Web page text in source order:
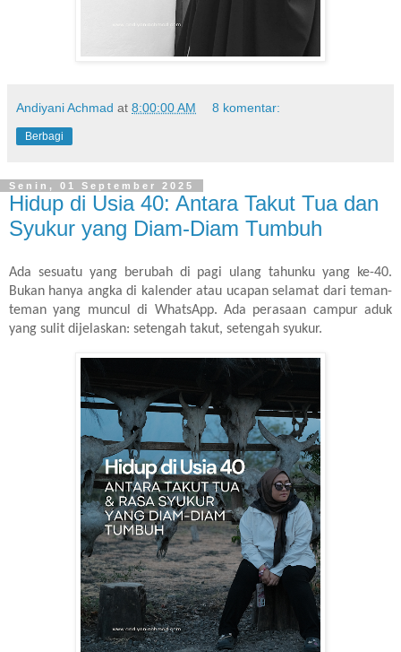
Andiyani Achmad at 8:00:00 AM 8 komentar:
Berbagi
Senin, 01 September 2025
Hidup di Usia 40: Antara Takut Tua dan
Syukur yang Diam-Diam Tumbuh
Ada sesuatu yang berubah di pagi ulang tahunku yang ke-40.
Bukan hanya angka di kalender atau ucapan selamat dari teman-
teman yang muncul di WhatsApp. Ada perasaan campur aduk
yang sulit dijelaskan: setengah takut, setengah syukur.